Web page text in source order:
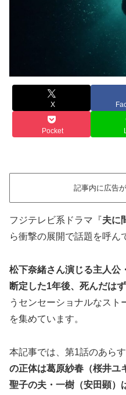
X
Pocket
記事内に広告
フジテレビ系ドラマ『夫に
ら衝撃の展開で話題を呼ん
松下奈緒さん演じる主人公
断定した1年後、死んだは
うセンセーショナルなスト
を集めています。
本記事では、第1話のあら
の正体は葛原紗春（桜井ユ
聖子の夫・一樹（安田顕）